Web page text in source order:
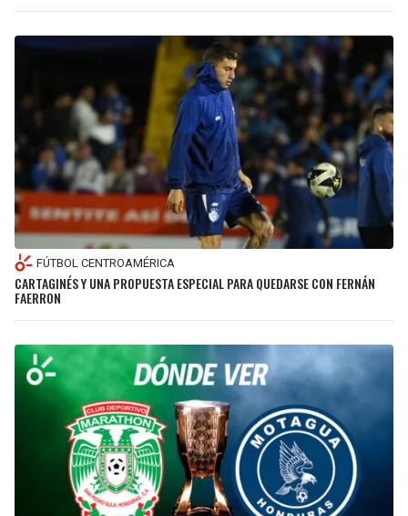
FÚTBOL CENTROAMÉRICA
CARTAGINÉS Y UNA PROPUESTA ESPECIAL PARA QUEDARSE CON FERNÁN
FAERRON